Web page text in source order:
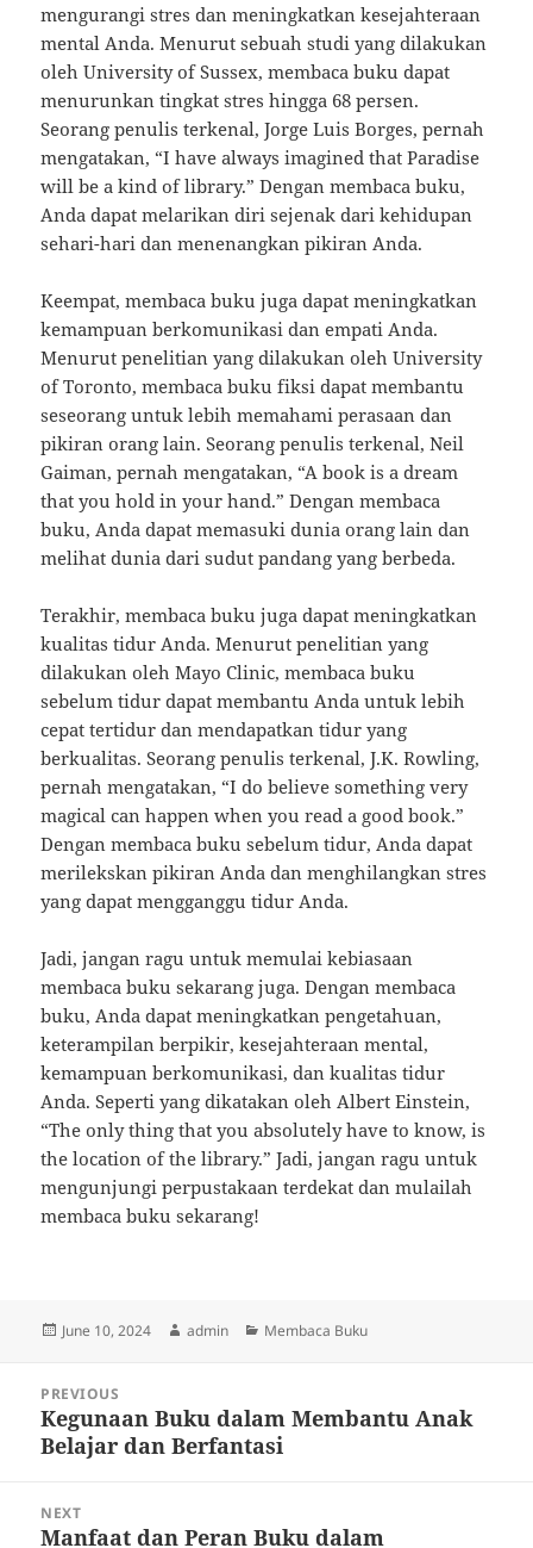
mengurangi stres dan meningkatkan kesejahteraan
mental Anda. Menurut sebuah studi yang dilakukan
oleh University of Sussex, membaca buku dapat
menurunkan tingkat stres hingga 68 persen.
Seorang penulis terkenal, Jorge Luis Borges, pernah
mengatakan, “I have always imagined that Paradise
will be a kind of library.” Dengan membaca buku,
Anda dapat melarikan diri sejenak dari kehidupan
sehari-hari dan menenangkan pikiran Anda.
Keempat, membaca buku juga dapat meningkatkan
kemampuan berkomunikasi dan empati Anda.
Menurut penelitian yang dilakukan oleh University
of Toronto, membaca buku fiksi dapat membantu
seseorang untuk lebih memahami perasaan dan
pikiran orang lain. Seorang penulis terkenal, Neil
Gaiman, pernah mengatakan, “A book is a dream
that you hold in your hand.” Dengan membaca
buku, Anda dapat memasuki dunia orang lain dan
melihat dunia dari sudut pandang yang berbeda.
Terakhir, membaca buku juga dapat meningkatkan
kualitas tidur Anda. Menurut penelitian yang
dilakukan oleh Mayo Clinic, membaca buku
sebelum tidur dapat membantu Anda untuk lebih
cepat tertidur dan mendapatkan tidur yang
berkualitas. Seorang penulis terkenal, J.K. Rowling,
pernah mengatakan, “I do believe something very
magical can happen when you read a good book.”
Dengan membaca buku sebelum tidur, Anda dapat
merilekskan pikiran Anda dan menghilangkan stres
yang dapat mengganggu tidur Anda.
Jadi, jangan ragu untuk memulai kebiasaan
membaca buku sekarang juga. Dengan membaca
buku, Anda dapat meningkatkan pengetahuan,
keterampilan berpikir, kesejahteraan mental,
kemampuan berkomunikasi, dan kualitas tidur
Anda. Seperti yang dikatakan oleh Albert Einstein,
“The only thing that you absolutely have to know, is
the location of the library.” Jadi, jangan ragu untuk
mengunjungi perpustakaan terdekat dan mulailah
membaca buku sekarang!
Posted
June 10, 2024 Author
admin Categories
Membaca Buku
navigation
PREVIOUS
Previous
post:
Kegunaan Buku dalam Membantu Anak
Belajar dan Berfantasi
NEXT
Next
Manfaat dan Peran Buku dalam